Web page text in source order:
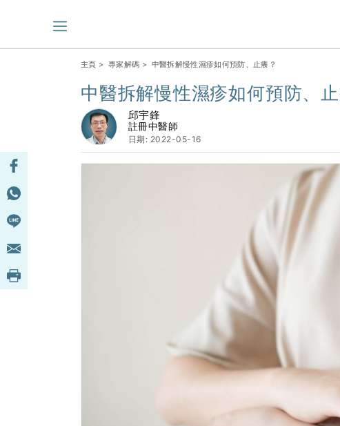
主頁 > 專家解碼 > 中醫拆解慢性濕疹如何預防、止癢？
中醫拆解慢性濕疹如何預防、止
邱宇鋒
註冊中醫師
日期: 2022-05-16